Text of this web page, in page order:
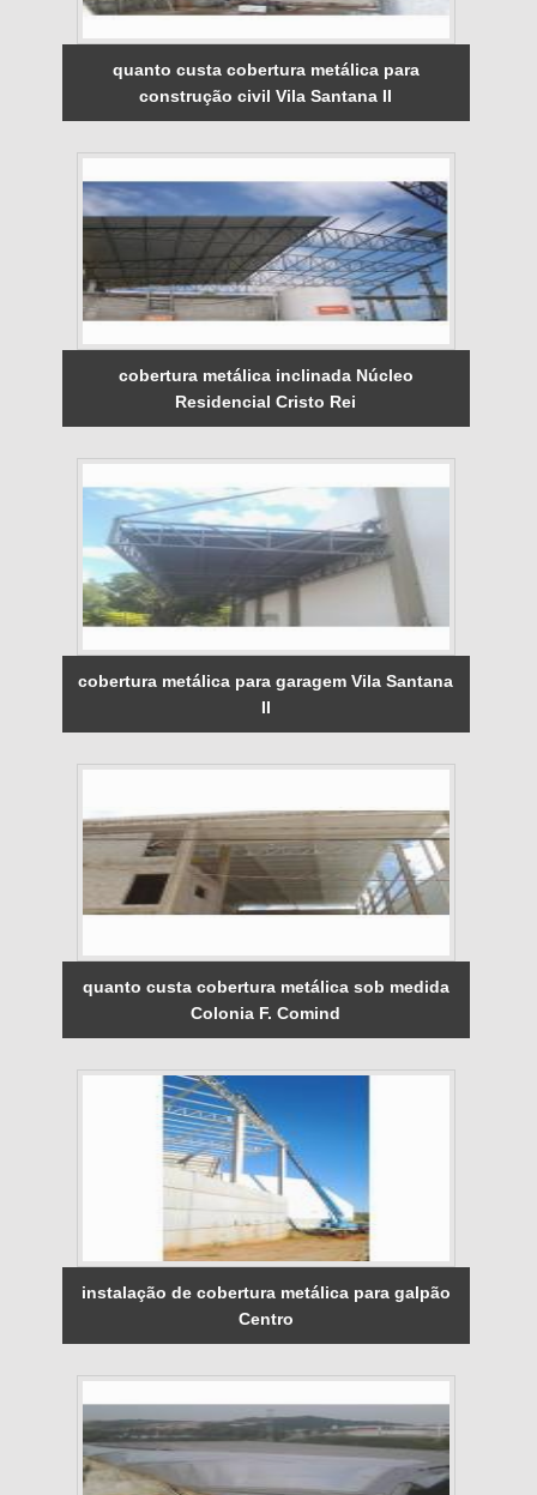
quanto custa cobertura metálica para
construção civil Vila Santana II
cobertura metálica inclinada Núcleo
Residencial Cristo Rei
cobertura metálica para garagem Vila Santana
II
quanto custa cobertura metálica sob medida
Colonia F. Comind
instalação de cobertura metálica para galpão
Centro